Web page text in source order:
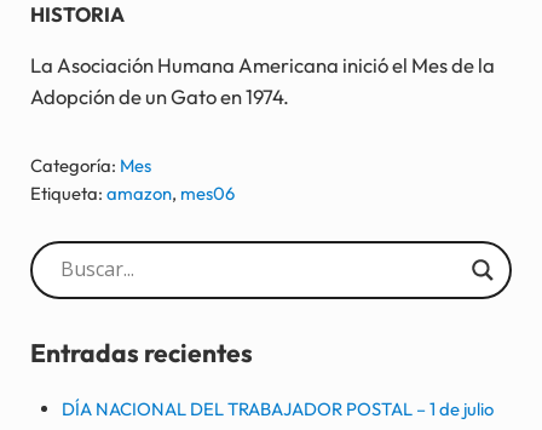
HISTORIA
La Asociación Humana Americana inició el Mes de la
Adopción de un Gato en 1974.
Categoría: Mes
Etiqueta: amazon, mes06
Sidebar
Entradas recientes
DÍA NACIONAL DEL TRABAJADOR POSTAL – 1 de julio